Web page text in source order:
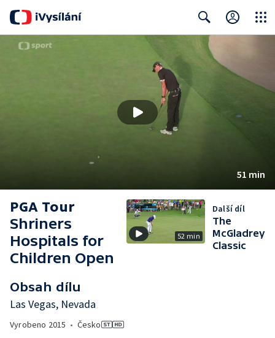
Search
51 min
PGA Tour
Shriners
Hospitals for
Children Open
Obsah dílu
Las Vegas, Nevada
Vyrobeno 2015 • Česko
52 min
Další díl
The
McGladrey
Classic